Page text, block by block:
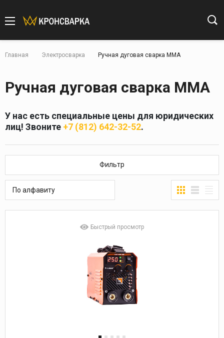
Главная Электросварка Ручная дуговая сварка MMA
Ручная дуговая сварка MMA
У нас есть специальные цены для юридических
лиц! Звоните +7 (812) 642-32-52.
Фильтр
По алфавиту
Быстрый просмотр